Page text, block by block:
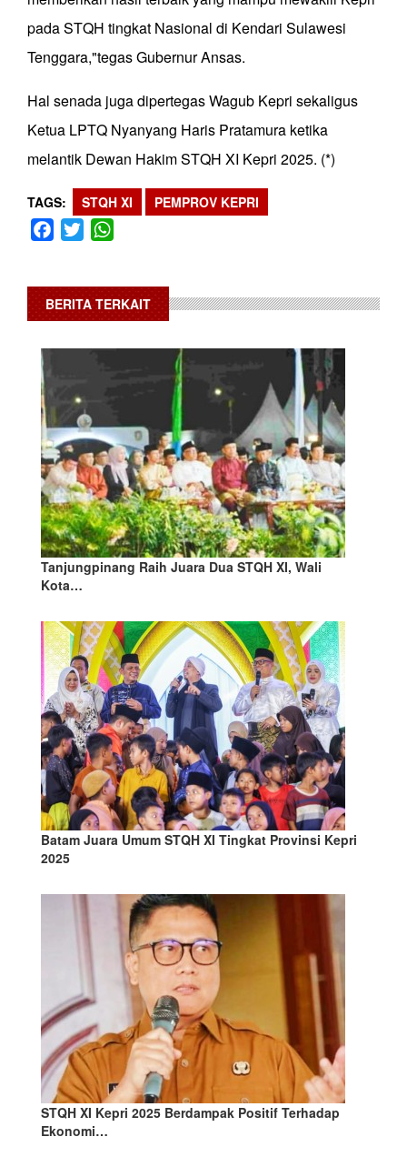
pada STQH tingkat Nasional di Kendari Sulawesi
Tenggara,"tegas Gubernur Ansas.
Hal senada juga dipertegas Wagub Kepri sekaligus
Ketua LPTQ Nyanyang Haris Pratamura ketika
melantik Dewan Hakim STQH XI Kepri 2025. (*)
TAGS STQH XI PEMPROV KEPRI
Facebook
Twitter
BERITA TERKAIT
Tanjungpinang Raih Juara Dua STQH XI, Wali
Kota…
Batam Juara Umum STQH XI Tingkat Provinsi Kepri
2025
STQH XI Kepri 2025 Berdampak Positif Terhadap
Ekonomi…